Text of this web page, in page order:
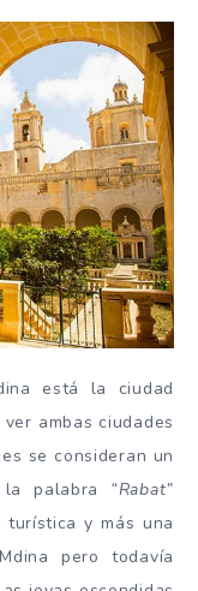
está la ciudad
ambas ciudades
se consideran un
la palabra “Rabat”
turística y más una
pero todavía